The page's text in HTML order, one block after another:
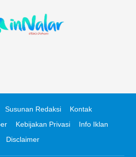
Susunan Redaksi
Kontak
Kebijakan Privasi
Info Iklan
Disclaimer